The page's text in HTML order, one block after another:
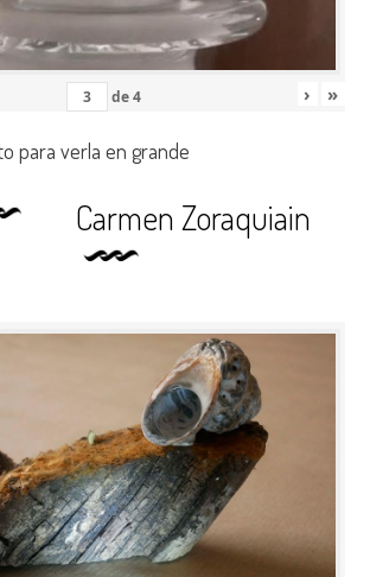
de4 › »
para verla en grande
Carmen Zoraquiain